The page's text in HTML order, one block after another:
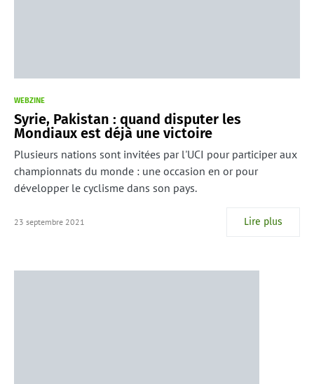
WEBZINE
Syrie, Pakistan : quand disputer les
Mondiaux est déjà une victoire
Plusieurs nations sont invitées par l'UCI pour participer aux
championnats du monde : une occasion en or pour
développer le cyclisme dans son pays.
23 septembre 2021 Lire plus